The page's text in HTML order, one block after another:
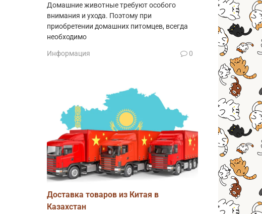
Домашние животные требуют особого
внимания и ухода. Поэтому при
приобретении домашних питомцев, всегда
необходимо
Информация 0
Доставка товаров из Китая в
Казахстан